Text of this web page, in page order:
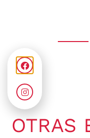
OTRAS